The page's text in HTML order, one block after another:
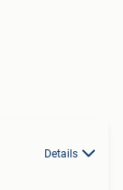
Details